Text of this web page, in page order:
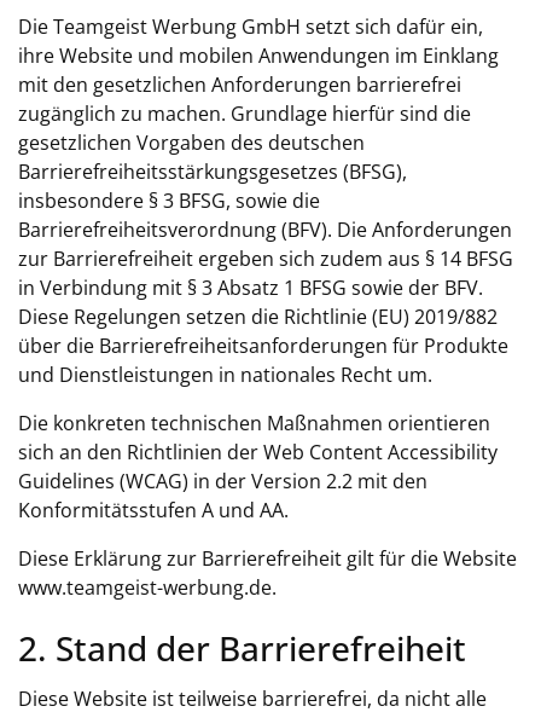
Die Teamgeist Werbung GmbH setzt sich dafür ein,
ihre Website und mobilen Anwendungen im Einklang
mit den gesetzlichen Anforderungen barrierefrei
zugänglich zu machen. Grundlage hierfür sind die
gesetzlichen Vorgaben des deutschen
Barrierefreiheitsstärkungsgesetzes (BFSG),
insbesondere § 3 BFSG, sowie die
Barrierefreiheitsverordnung (BFV). Die Anforderungen
zur Barrierefreiheit ergeben sich zudem aus § 14 BFSG
in Verbindung mit § 3 Absatz 1 BFSG sowie der BFV.
Diese Regelungen setzen die Richtlinie (EU) 2019/882
über die Barrierefreiheitsanforderungen für Produkte
und Dienstleistungen in nationales Recht um.
Die konkreten technischen Maßnahmen orientieren
sich an den Richtlinien der Web Content Accessibility
Guidelines (WCAG) in der Version 2.2 mit den
Konformitätsstufen A und AA.
Diese Erklärung zur Barrierefreiheit gilt für die Website
www.teamgeist-werbung.de.
2. Stand der Barrierefreiheit
Diese Website ist teilweise barrierefrei, da nicht alle